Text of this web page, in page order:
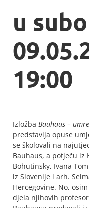
u
19:00
Izložba Bauhaus –
predstavlja opuse
se školovali na
Bauhaus, a potječu iz
Bohutinsky, Ivana
iz Slovenije i arh.
Hercegovine. No,
djela njihovih